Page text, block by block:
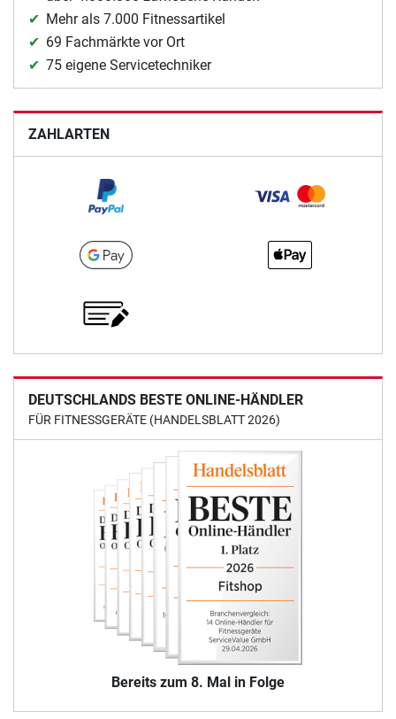
Mehr als 7.000 Fitnessartikel
69 Fachmärkte vor Ort
75 eigene Servicetechniker
ZAHLARTEN
DEUTSCHLANDS BESTE ONLINE-HÄNDLER
FÜR FITNESSGERÄTE (HANDELSBLATT 2026)
Bereits zum 8. Mal in Folge